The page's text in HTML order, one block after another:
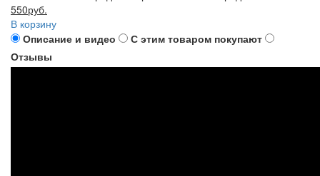
550руб.
В корзину
Описание и видео
С этим товаром покупают
Отзывы